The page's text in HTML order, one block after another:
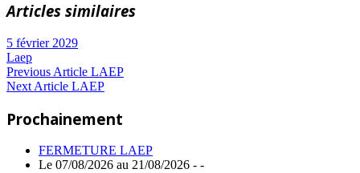
Articles similaires
5 février 2029
Laep
Navigation
l’article
Previous ArticlePrevious
Post:
LAEP
Next ArticleNext
LAEP
Prochainement
FERMETURE LAEP
Le 07/08/2026 au 21/08/2026 - -